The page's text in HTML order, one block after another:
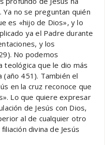
no se preguntan quién
es «hijo de Dios», y lo
ya el Padre durante
y los
No podemos
que le dio más
(año 451). También el
en la cruz reconoce que
Lo que quiere expresar
de Jesús con Dios,
al de cualquier otro
divina de Jesús